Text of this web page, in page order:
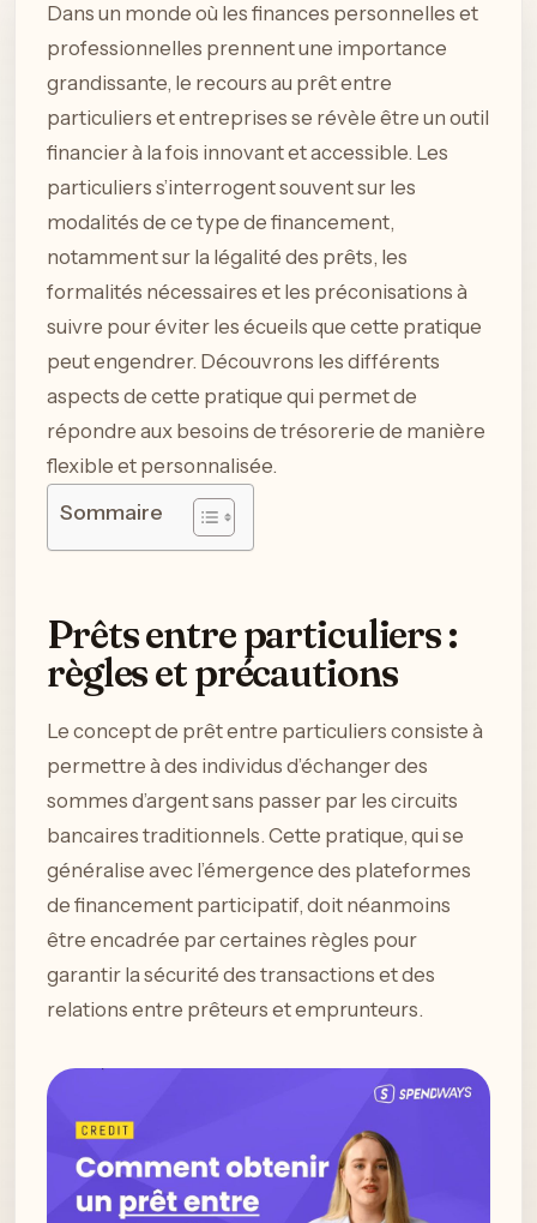
Dans un monde où les finances personnelles et
professionnelles prennent une importance
grandissante, le recours au prêt entre
particuliers et entreprises se révèle être un outil
financier à la fois innovant et accessible. Les
particuliers s’interrogent souvent sur les
modalités de ce type de financement,
notamment sur la légalité des prêts, les
formalités nécessaires et les préconisations à
suivre pour éviter les écueils que cette pratique
peut engendrer. Découvrons les différents
aspects de cette pratique qui permet de
répondre aux besoins de trésorerie de manière
flexible et personnalisée.
Sommaire
Prêts entre particuliers :
règles et précautions
Le concept de prêt entre particuliers consiste à
permettre à des individus d’échanger des
sommes d’argent sans passer par les circuits
bancaires traditionnels. Cette pratique, qui se
généralise avec l’émergence des plateformes
de financement participatif, doit néanmoins
être encadrée par certaines règles pour
garantir la sécurité des transactions et des
relations entre prêteurs et emprunteurs.